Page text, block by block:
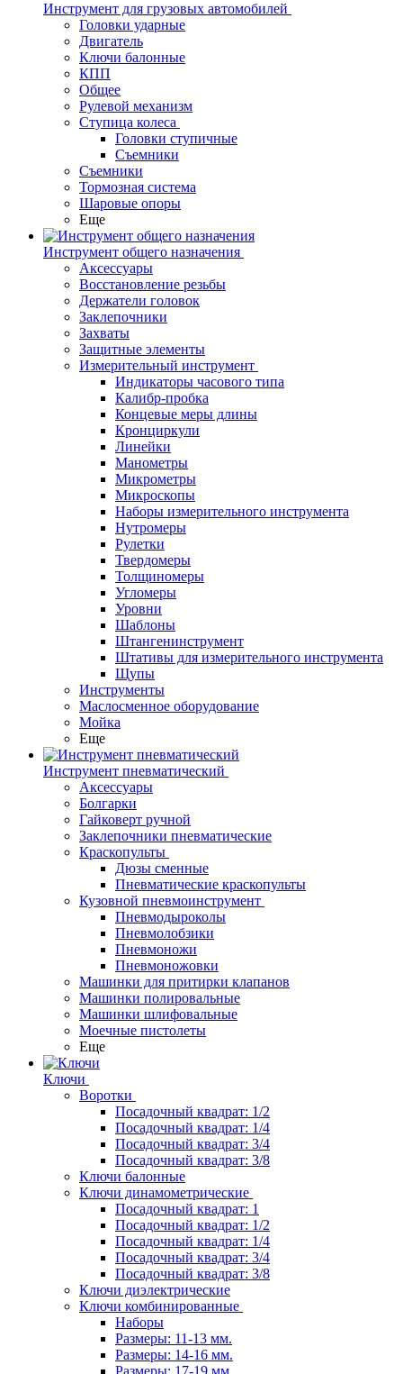
Инструмент для грузовых автомобилей
Головки ударные
Двигатель
Ключи балонные
КПП
Общее
Рулевой механизм
Ступица колеса
Головки ступичные
Съемники
Съемники
Тормозная система
Шаровые опоры
Еще
Инструмент общего назначения
Аксессуары
Восстановление резьбы
Держатели головок
Заклепочники
Захваты
Защитные элементы
Измерительный инструмент
Индикаторы часового типа
Калибр-пробка
Концевые меры длины
Кронциркули
Линейки
Манометры
Микрометры
Микроскопы
Наборы измерительного инструмента
Нутромеры
Рулетки
Твердомеры
Толщиномеры
Угломеры
Уровни
Шаблоны
Штангенинструмент
Штативы для измерительного инструмента
Щупы
Инструменты
Маслосменное оборудование
Мойка
Еще
Инструмент пневматический
Аксессуары
Болгарки
Гайковерт ручной
Заклепочники пневматические
Краскопульты
Дюзы сменные
Пневматические краскопульты
Кузовной пневмоинструмент
Пневмодыроколы
Пневмолобзики
Пневмоножи
Пневмоножовки
Машинки для притирки клапанов
Машинки полировальные
Машинки шлифовальные
Моечные пистолеты
Еще
Ключи
Воротки
Посадочный квадрат: 1/2
Посадочный квадрат: 1/4
Посадочный квадрат: 3/4
Посадочный квадрат: 3/8
Ключи балонные
Ключи динамометрические
Посадочный квадрат: 1
Посадочный квадрат: 1/2
Посадочный квадрат: 1/4
Посадочный квадрат: 3/4
Посадочный квадрат: 3/8
Ключи диэлектрические
Ключи комбинированные
Наборы
Размеры: 11-13 мм.
Размеры: 14-16 мм.
Размеры: 17-19 мм.